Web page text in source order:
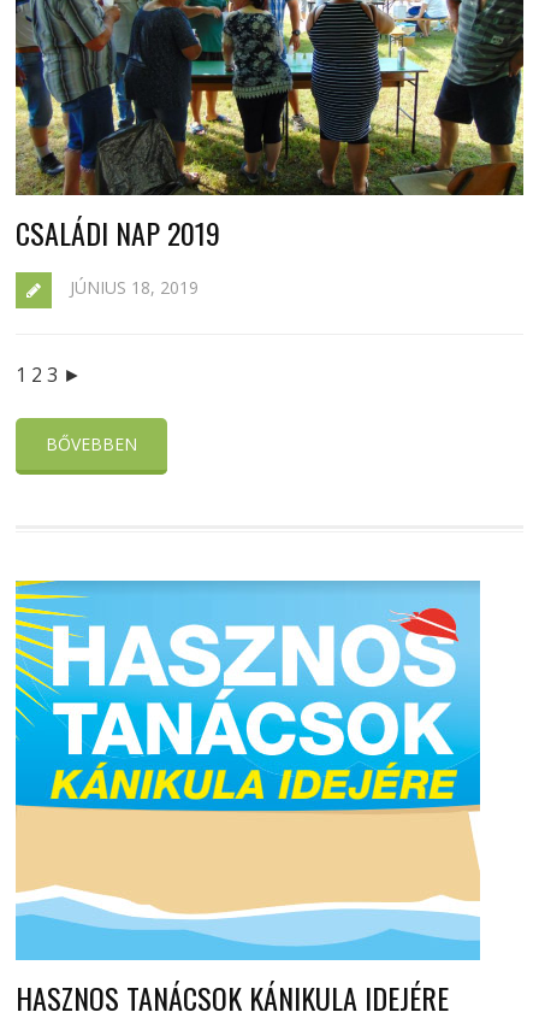
CSALÁDI NAP 2019
JÚNIUS 18, 2019
1 2 3 ►
BŐVEBBEN
HASZNOS TANÁCSOK KÁNIKULA IDEJÉRE